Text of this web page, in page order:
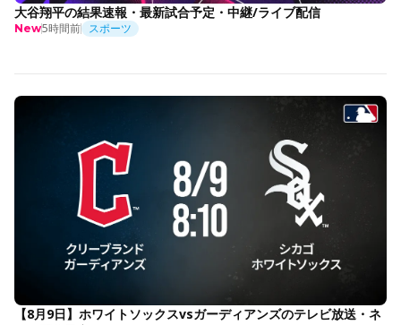
大谷翔平の結果速報・最新試合予定・中継/ライブ配信
New5時間前 スポーツ
【8月9日】ホワイトソックスvsガーディアンズのテレビ放送・ネ